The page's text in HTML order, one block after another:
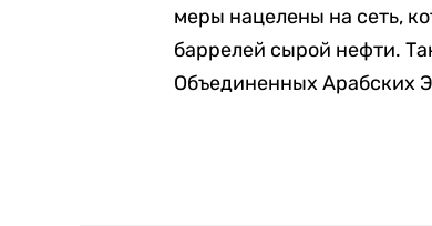
меры нацелены на сеть,
баррелей сырой нефти.
Объединенных Арабских